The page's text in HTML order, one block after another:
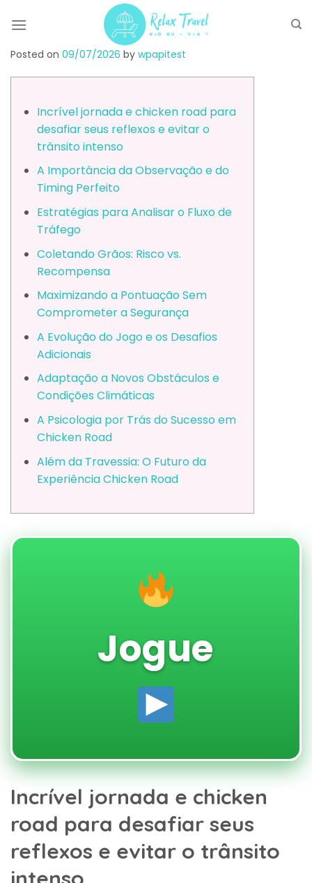
Posted on 09/07/2026 by wpapitest
Incrível jornada e chicken road para
desafiar seus reflexos e evitar o
trânsito intenso
A Importância da Observação e do
Timing Perfeito
Estratégias para Analisar o Fluxo de
Tráfego
Coletando Grãos: Risco vs.
Recompensa
Maximizando a Pontuação Sem
Comprometer a Segurança
A Evolução do Jogo e os Desafios
Adicionais
Adaptação a Novos Obstáculos e
Condições Climáticas
A Psicologia por Trás do Sucesso em
Chicken Road
Além da Travessia: O Futuro da
Experiência Chicken Road
Jogue
Incrível jornada e chicken
road para desafiar seus
reflexos e evitar o trânsito